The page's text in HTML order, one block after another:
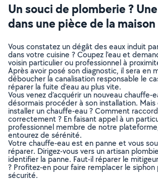
Un souci de plomberie ?
dans une pièce de la maison
Vous constatez un dégât des eaux induit
dans votre cuisine ? Coupez l’eau et
voisin particulier ou professionnel à
Après avoir posé son diagnostic, il sera en
déboucher la canalisation responsable le
réparer la fuite d’eau au plus vite.
Vous venez d’acquérir un nouveau chauffe-
désormais procéder à son installation.
installer un chauffe-eau ? Comment
correctement ? En faisant appel à un
professionnel membre de notre
entourez de sérénité.
Votre chauffe-eau est en panne et vous
réparer. Dirigez-vous vers un artisan
identifier la panne. Faut-il réparer le
? Profitez-en pour faire remplacer le
sécurité.